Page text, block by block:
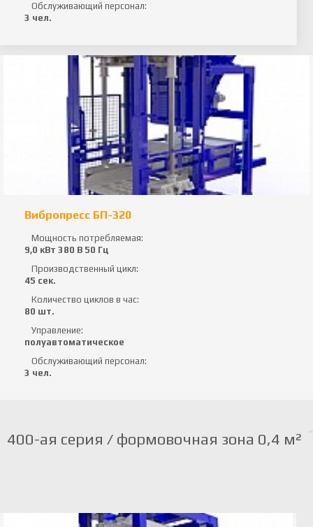
Обслуживающий персонал:
3 чел.
Вибропресс БП-320
Мощность потребляемая:
9,0 кВт 380 В 50 Гц
Производственный цикл:
45 сек.
Количество циклов в час:
80 шт.
Управление:
полуавтоматическое
Обслуживающий персонал:
3 чел.
400-ая серия / формовочная зона 0,4 м²